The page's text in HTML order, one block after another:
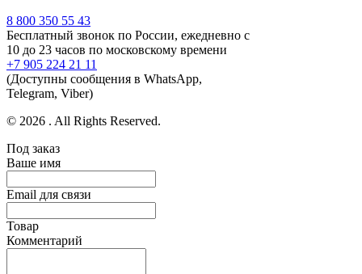
8 800 350 55 43
Бесплатный звонок по России, ежедневно с
10 до 23 часов по московскому времени
+7 905 224 21 11
(Доступны сообщения в WhatsApp,
Telegram, Viber)
© 2026 . All Rights Reserved.
Под заказ
Ваше имя
Email для связи
Товар
Комментарий